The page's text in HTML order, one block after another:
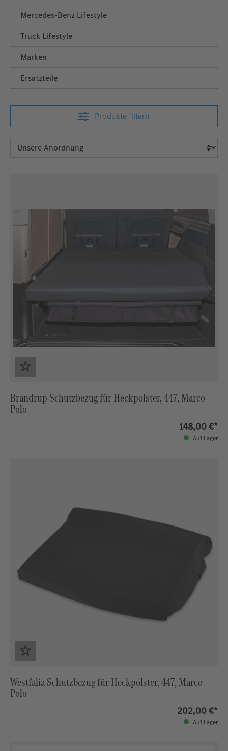
Mercedes‑Benz Lifestyle
Truck Lifestyle
Marken
Ersatzteile
Produkte filtern
Brandrup Schutzbezug für Heckpolster, 447, Marco
Polo
148,00 €*
Auf Lager
Westfalia Schutzbezug für Heckpolster, 447, Marco
Polo
202,00 €*
Auf Lager